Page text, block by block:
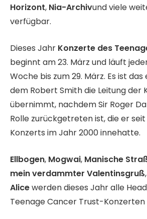
Horizont, Nia-Archivund viele
verfügbar.
Dieses Jahr Konzerte des
beginnt am 23. März und läuft
Woche bis zum 29. März. Es ist
dem Robert Smith die Leitung der
übernimmt, nachdem Sir Roger
Rolle zurückgetreten ist, die er seit
Konzerts im Jahr 2000 innehatte.
Ellbogen, Mogwai, Manische
mein verdammter Valentinsgruß,
Alicewerden dieses Jahr alle
Teenage Cancer Trust-Konzerten